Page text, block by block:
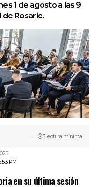
1 de agosto a las 9
de Rosario.
PM
3 lectura mínima
en su última sesión